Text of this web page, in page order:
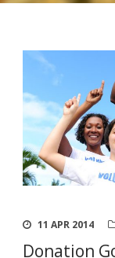
11 APR 2014
Donation